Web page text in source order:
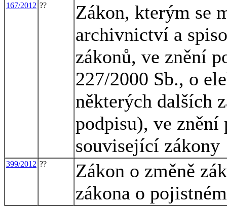
167/2012 ??
Zákon, kterým se
archivnictví a
zákonů, ve znění
227/2000 Sb., o
některých dalších
podpisu), ve znění
související zákony
399/2012 ??
Zákon o změně
zákona o